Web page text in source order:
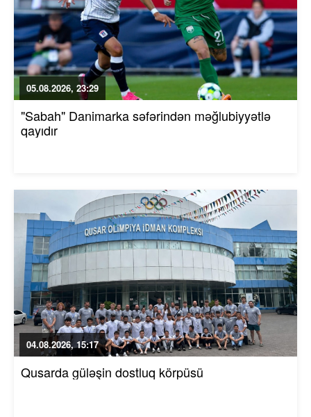
05.08.2026, 23:29
"Sabah" Danimarka səfərindən məğlubiyyətlə
qayıdır
04.08.2026, 15:17
Qusarda güləşin dostluq körpüsü